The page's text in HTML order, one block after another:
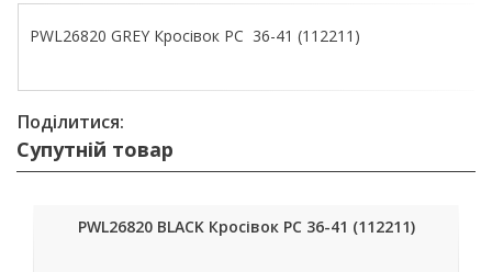
PWL26820 GREY Кросівок РС 36-41 (112211)
Поділитися:
Супутній товар
PWL26820 BLACK Кросівок РС 36-41 (112211)